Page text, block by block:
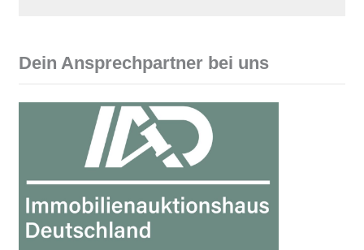
Dein Ansprechpartner bei uns